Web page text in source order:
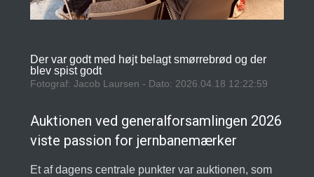
Der var godt med højt belagt smørrebrød og der
blev spist godt
Fotograf: Jacob Laursen - Dato: 2026.04.18 12:22:59
Auktionen ved generalforsamlingen 2026
viste passion for jernbanemærker
Et af dagens centrale punkter var auktionen, som